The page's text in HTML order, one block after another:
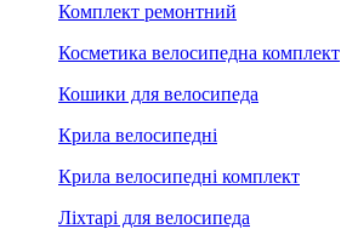
Комплект ремонтний
Косметика велосипедна комплект
Кошики для велосипеда
Крила велосипедні
Крила велосипедні комплект
Ліхтарі для велосипеда